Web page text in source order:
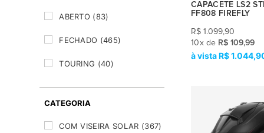
CATEGORIA
COM VISEIRA SOLAR (367)
ABERTO (83)
FECHADO (465)
TOURING (40)
OFF ROAD(13)
CAPACETE LS2
FF808 FIREFLY
R$ 1.099,90
10x de R$ 109,99
R$